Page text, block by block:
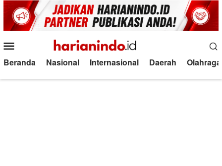
Loncat
ke
konten
Mobile
Beranda Nasional Internasional Daerah Olahraga